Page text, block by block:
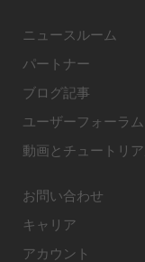
ニュースルーム
パートナー
ブログ記事
ユーザーフォーラム
動画とチュートリ
お問い合わせ
キャリア
アカウント